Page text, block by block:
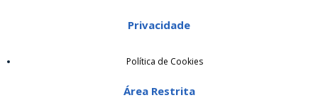
Privacidade
Política de Cookies
Área Restrita